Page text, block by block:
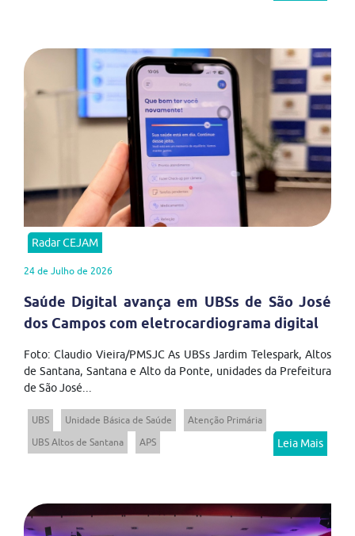
Radar CEJAM
24 de Julho de 2026
Saúde Digital avança em UBSs de São José
dos Campos com eletrocardiograma digital
Foto: Claudio Vieira/PMSJC As UBSs Jardim Telespark, Altos
de Santana, Santana e Alto da Ponte, unidades da Prefeitura
de São José...
UBS Unidade Básica de Saúde
Atenção Primária
UBS Altos de Santana
APS Leia Mais